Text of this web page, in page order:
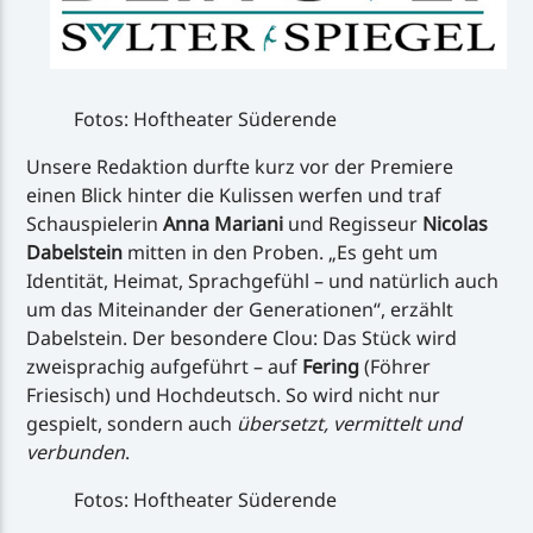
Fotos: Hoftheater Süderende
Unsere Redaktion durfte kurz vor der Premiere
einen Blick hinter die Kulissen werfen und traf
SchauspielerinAnna Mariani und Regisseur Nicolas
Dabelstein mitten in den Proben. „Es geht um
Identität, Heimat, Sprachgefühl – und natürlich auch
um das Miteinander der Generationen“, erzählt
Dabelstein. Der besondere Clou: Das Stück wird
zweisprachig aufgeführt – auf Fering(Föhrer
Friesisch) und Hochdeutsch. So wird nicht nur
gespielt, sondern auch übersetzt, vermittelt und
verbunden.
Fotos: Hoftheater Süderende